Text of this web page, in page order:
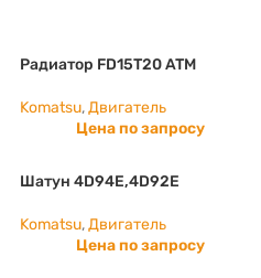
Радиатор FD15T20 ATM
Komatsu,Двигатель
Цена по запросу
Шатун 4D94E,4D92E
Komatsu,Двигатель
Цена по запросу